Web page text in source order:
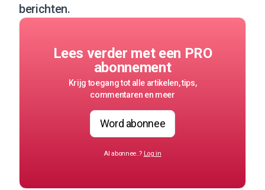
berichten.
Lees verder met een PRO
abonnement
Krijg toegang tot alle artikelen, tips,
commentaren en meer
Word abonnee
Al abonnee..? Log in